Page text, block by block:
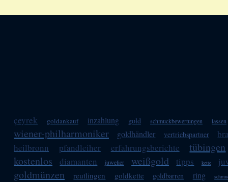
çeyrek goldankauf inzahlung gold schmuckbewertungen lassen
wiener-philharmoniker goldhändler vertriebspartner
heilbronn
pfandleiher erfahrungsberichte
tübingen
kostenlos
diamanten juwelier weißgold tipps kette
goldmünzen reutlingen goldkette goldbarren ring